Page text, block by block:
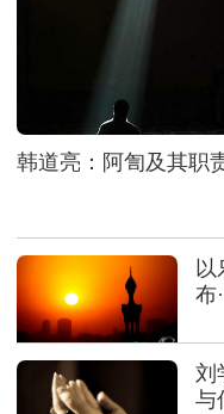
韩道亮：阿訇及其职
布
刘
与